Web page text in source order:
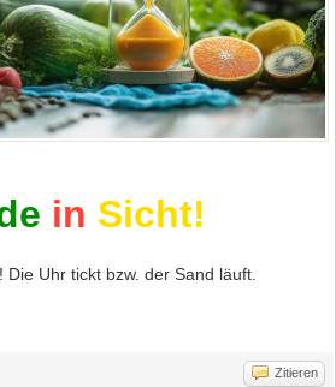
in Sicht!
Uhr tickt bzw. der Sand läuft.
Zitieren